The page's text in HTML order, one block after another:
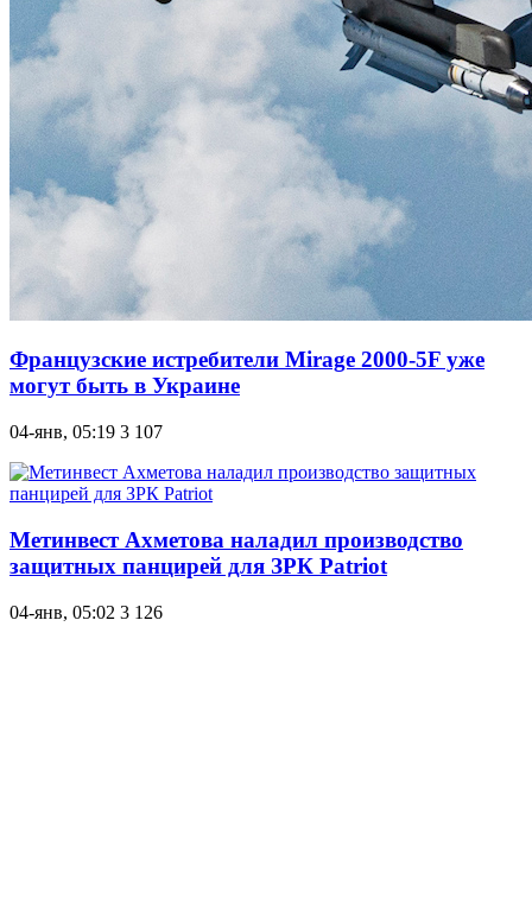
Французские истребители Mirage 2000-5F уже
могут быть в Украине
04-янв, 05:19 3 107
Метинвест Ахметова наладил производство
защитных панцирей для ЗРК Patriot
04-янв, 05:02 3 126